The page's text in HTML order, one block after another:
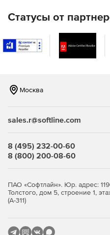
Позволяет создавать
Exchange (локальных и
электронные письма,
журналы, заметки,
Статусы от
Москва
sales.r@softline.com
8 (495) 232-00-60
8 (800) 200-08-60
ПАО «Софтлайн». Юр. адрес:
Толстого, дом 5, строение 1,
(А-311)